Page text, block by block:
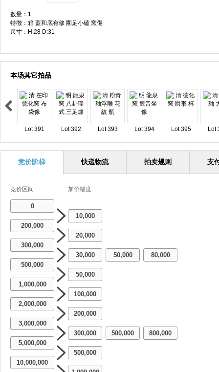
数量：1
特徴：箱 蓋和底有修 圏足小磕 窯傷
尺寸：H:28 D:31
本场其它拍品
Lot 391 Lot 392 Lot 393 Lot 394 Lot 395 Lot
竞价阶梯 快递物流 拍卖规则 支
竞价区间 加价幅度
0
10,000
200,000
20,000
300,000
30,000
50,000
80,000
500,000
50,000
1,000,000
100,000
2,000,000
200,000
3,000,000
300,000
500,000
800,000
5,000,000
500,000
10,000,000